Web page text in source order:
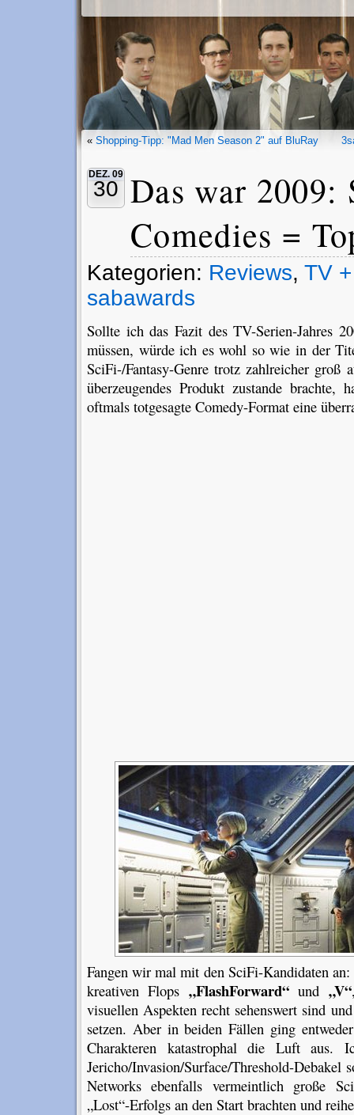
« Shopping-Tipp: "Mad Men Season 2" auf BluRay
DEZ. 09
30 Das war
Comedies =
Kategorien: Reviews, TV
sabawards
Sollte ich das Fazit des TV-Serien-Jahres
müssen, würde ich es wohl so wie in der
SciFi-/Fantasy-Genre trotz zahlreicher groß
überzeugendes Produkt zustande
oftmals totgesagte Comedy-Format eine
Fangen wir mal mit den SciFi-Kandidaten
kreativen Flops „FlashForward“und „V“
visuellen Aspekten recht sehenswert sind
setzen. Aber in beiden Fällen ging
Charakteren katastrophal die Luft
Jericho/Invasion/Surface/Threshold-
Networks ebenfalls vermeintlich große
„Lost“-Erfolgs an den Start brachten und